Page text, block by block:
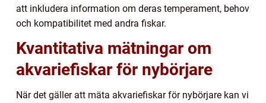
att inkludera information om deras temperament, behov
och kompatibilitet med andra fiskar.
Kvantitativa mätningar om
akvariefiskar för nybörjare
När det gäller att mäta akvariefiskar för nybörjare kan vi